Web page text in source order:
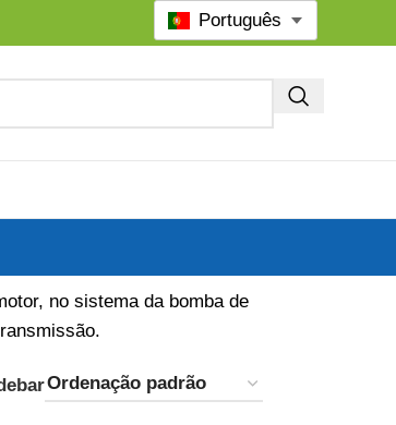
Português
no sistema da bomba de